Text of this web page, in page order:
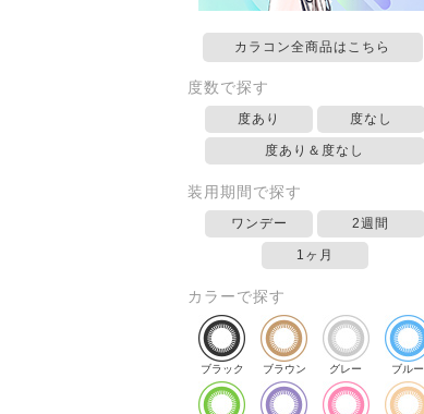
カラコン全商品はこちら
度数で探す
度あり 度なし
度あり＆度なし
装用期間で探す
ワンデー 2週間
1ヶ月
カラーで探す
ブラック ブラウン グレー ブルー